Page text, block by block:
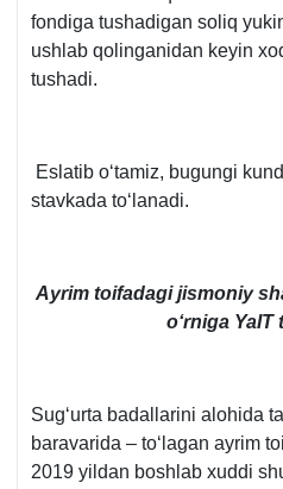
fondiga tushadigan soliq
ushlab qolinganidan keyin
tushadi.
Eslatib oʻtamiz, bugungi
stavkada toʻlanadi.
Ayrim toifadagi jismoniy
oʻrniga YaIT
Sugʻurta badallarini alohida
baravarida – toʻlagan ayrim
2019 yildan boshlab хuddi